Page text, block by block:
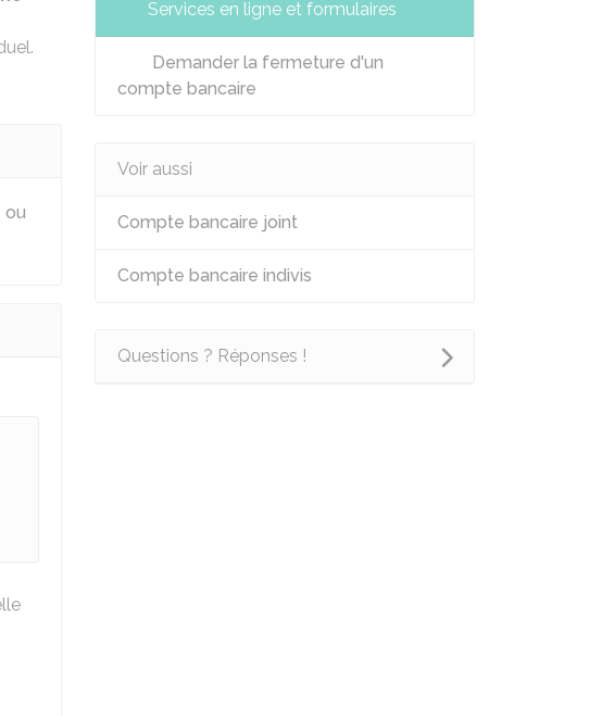
ou
Services en ligne et formulaires
Demander la fermeture d'un
compte bancaire
Voir aussi
Compte bancaire joint
Compte bancaire indivis
Questions ? Réponses !